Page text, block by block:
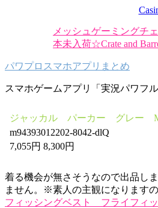
メッシュゲーミングチ
本未入荷☆Crate and
パワプロスマホアプリまとめ
スマホゲームアプリ「実況パワフ
ジャッカル パーカー グレー
m94393012202-8042-dlQ
7,055円 8,300円
着る機会が無さそうなので出品し
ません。※素人の主観になります
フィッシングベスト フライフィ